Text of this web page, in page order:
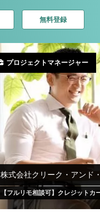
無料登録
株式会社クリーク・アンド
【フルリモ相談可】クレジット
プロジェクトマネージャー